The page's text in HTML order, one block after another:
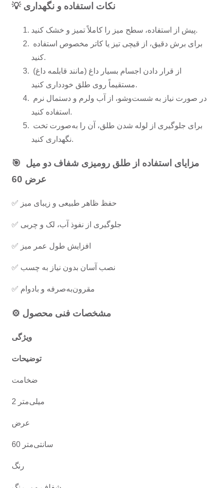
💡 نکات استفاده و نگهداری
پیش از استفاده، سطح میز را کاملاً تمیز و خشک کنید.
کنید.
مستقیماً روی طلق خودداری کنید.
استفاده کنید.
نگهداری کنید.
🎯 مزایای استفاده از طلق رومیزی شفاف دو میل
عرض 60
✅ حفظ ظاهر طبیعی و زیبای میز
✅ جلوگیری از نفوذ آب، لک و چربی
✅ افزایش طول عمر میز
✅ نصب آسان بدون نیاز به چسب
✅ مقرون‌به‌صرفه و بادوام
⚙️ مشخصات فنی محصول
ویژگی
توضیحات
ضخامت
2 میلی‌متر
عرض
60 سانتی‌متر
رنگ